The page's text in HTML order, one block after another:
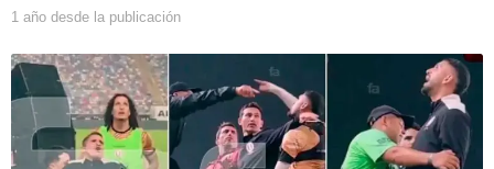
1 año desde la publicación
ñ
o
d
e